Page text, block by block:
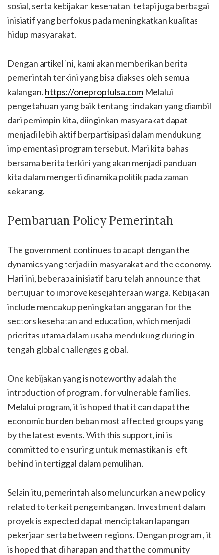
sosial, serta kebijakan kesehatan, tetapi juga berbagai
inisiatif yang berfokus pada meningkatkan kualitas
hidup masyarakat.
Dengan artikel ini, kami akan memberikan berita
pemerintah terkini yang bisa diakses oleh semua
kalangan. https://oneproptulsa.com Melalui
pengetahuan yang baik tentang tindakan yang diambil
dari pemimpin kita, diinginkan masyarakat dapat
menjadi lebih aktif berpartisipasi dalam mendukung
implementasi program tersebut. Mari kita bahas
bersama berita terkini yang akan menjadi panduan
kita dalam mengerti dinamika politik pada zaman
sekarang.
Pembaruan Policy Pemerintah
The government continues to adapt dengan the
dynamics yang terjadi in masyarakat and the economy.
Hari ini, beberapa inisiatif baru telah announce that
bertujuan to improve kesejahteraan warga. Kebijakan
include mencakup peningkatan anggaran for the
sectors kesehatan and education, which menjadi
prioritas utama dalam usaha mendukung during in
tengah global challenges global.
One kebijakan yang is noteworthy adalah the
introduction of program . for vulnerable families.
Melalui program, it is hoped that it can dapat the
economic burden beban most affected groups yang
by the latest events. With this support, ini is
committed to ensuring untuk memastikan is left
behind in tertiggal dalam pemulihan.
Selain itu, pemerintah also meluncurkan a new policy
related to terkait pengembangan. Investment dalam
proyek is expected dapat menciptakan lapangan
pekerjaan serta between regions. Dengan program , it
is hoped that di harapan and that the community